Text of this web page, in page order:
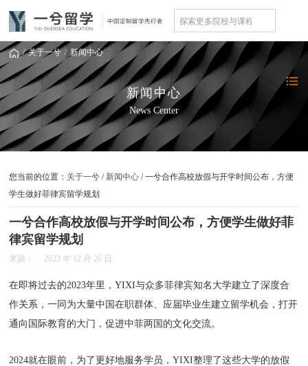
/ 关于一兮 / 新闻中心
新闻中心
News Center
您当前的位置： 关于一兮 / 新闻中心 / 一兮合作高校放假与开学时间公布，方便
学生做好菲律宾留学规划
一兮合作高校放假与开学时间公布，方便学生做好菲
律宾留学规划
来源： 2023 年 12 月 26 日
在即将过去的2023年里，YIXI与众多菲律宾知名大学建立了深度合
作关系，一同为大量中国在职群体、应届毕业生建立留学机会，打开
通向国际教育的大门，促进中菲两国的文化交流。
2024就在眼前，为了更好地服务学员，YIXI整理了这些大学的放假